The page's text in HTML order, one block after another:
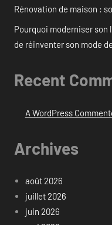
Rénovation de maison :
Pourquoi moderniser
de réinventer son mode
Recent
A WordPress
Archives
août 2026
juillet 2026
juin 2026